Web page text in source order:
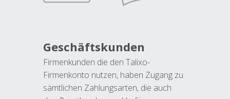
Geschäftskunden
Firmenkunden die den Talixo-
Firmenkonto nutzen, haben Zugang zu
sämtlichen Zahlungsarten, die auch